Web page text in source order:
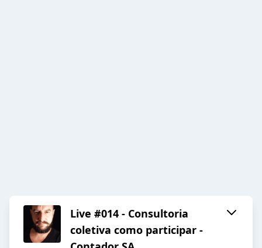
Live #014 - Consultoria
coletiva como participar -